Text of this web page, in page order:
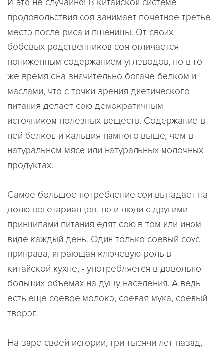
И это не случайно! В китайской системе
продовольствия соя занимает почетное третье
место после риса и пшеницы. От своих
бобовых родственников соя отличается
пониженным содержанием углеводов, но в то
же время она значительно богаче белком и
маслами, что с точки зрения диетического
питания делает сою демократичным
источником полезных веществ. Содержание в
ней белков и кальция намного выше, чем в
натуральном мясе или натуральных молочных
продуктах.
Самое большое потребление сои выпадает на
долю вегетарианцев, но и люди с другими
принципами питания едят сою в том или ином
виде каждый день. Один только соевый соус -
приправа, играющая ключевую роль в
китайской кухне, - употребляется в довольно
больших объемах на душу населения. А ведь
есть еще соевое молоко, соевая мука, соевый
творог.
На заре своей истории, три тысячи лет назад,